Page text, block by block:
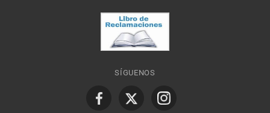
SÍGUENOS